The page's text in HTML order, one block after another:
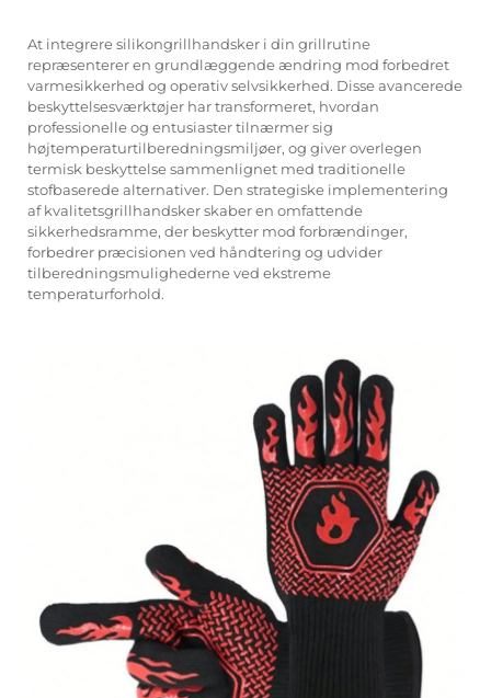
At integrere silikongrillhandsker i din grillrutine
repræsenterer en grundlæggende ændring mod forbedret
varmesikkerhed og operativ selvsikkerhed. Disse avancerede
beskyttelsesværktøjer har transformeret, hvordan
professionelle og entusiaster tilnærmer sig
højtemperaturtilberedningsmiljøer, og giver overlegen
termisk beskyttelse sammenlignet med traditionelle
stofbaserede alternativer. Den strategiske implementering
af kvalitetsgrillhandsker skaber en omfattende
sikkerhedsramme, der beskytter mod forbrændinger,
forbedrer præcisionen ved håndtering og udvider
tilberedningsmulighederne ved ekstreme
temperaturforhold.